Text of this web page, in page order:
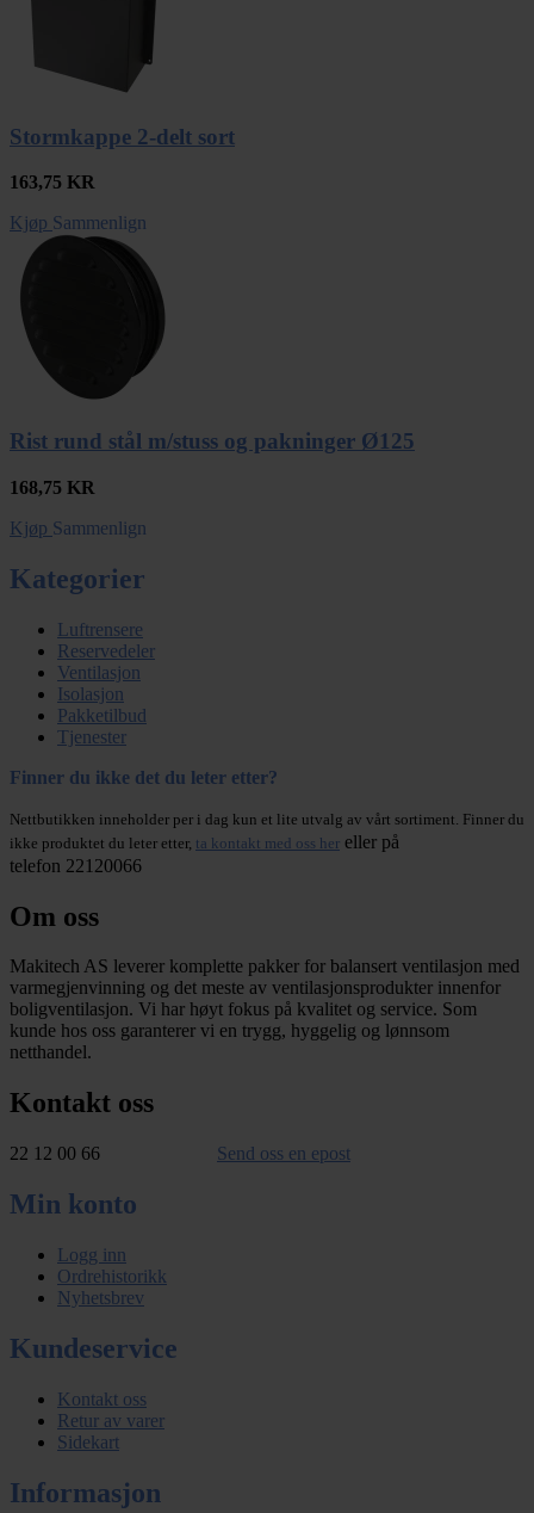
Stormkappe 2-delt sort
163,75 KR
Kjøp Sammenlign
Rist rund stål m/stuss og pakninger Ø125
168,75 KR
Kjøp Sammenlign
Kategorier
Luftrensere
Reservedeler
Ventilasjon
Isolasjon
Pakketilbud
Tjenester
Finner du ikke det du leter etter?
Nettbutikken inneholder per i dag kun et lite utvalg av vårt sortiment. Finner du
ikke produktet du leter etter, ta kontakt med oss her eller på
telefon 22120066
Om oss
Makitech AS leverer komplette pakker for balansert ventilasjon med
varmegjenvinning og det meste av ventilasjonsprodukter innenfor
boligventilasjon. Vi har høyt fokus på kvalitet og service. Som
kunde hos oss garanterer vi en trygg, hyggelig og lønnsom
netthandel.
Kontakt oss
22 12 00 66 Send oss en epost
Min konto
Logg inn
Ordrehistorikk
Nyhetsbrev
Kundeservice
Kontakt oss
Retur av varer
Sidekart
Informasjon